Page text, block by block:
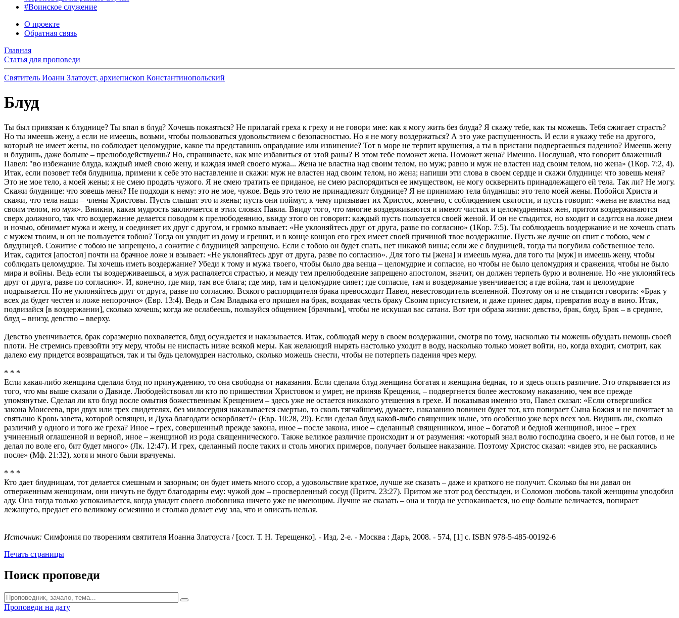
#Воинское служение
О проекте
Обратная связь
Главная
Статья для проповеди
Святитель Иоанн Златоуст, архиепископ Константинопольский
Блуд
Ты был привязан к блуднице? Ты впал в блуд? Хочешь покаяться? Не прилагай греха к греху и не говори мне: как я могу жить без блуда? Я скажу тебе, как ты можешь. Тебя сжигает страсть?
Но ты имеешь жену, а если не имеешь, возьми, чтобы пользоваться удовольствием с безопасностью. Но я не могу воздержаться? А это уже распущенность. И если я укажу тебе на другого,
который не имеет жены, но соблюдает целомудрие, какое ты представишь оправдание или извинение? Тот в море не терпит крушения, а ты в пристани подвергаешься падению? Имеешь жену
и блудишь, даже больше – прелюбодействуешь? Но, спрашиваете, как мне избавиться от этой раны? В этом тебе поможет жена. Поможет жена? Именно. Послушай, что говорит блаженный
Павел: "во избежание блуда, каждый имей свою жену, и каждая имей своего мужа... Жена не властна над своим телом, но муж; равно и муж не властен над своим телом, но жена» (1Кор. 7:2, 4).
Итак, если позовет тебя блудница, примени к себе это наставление и скажи: муж не властен над своим телом, но жена; напиши эти слова в своем сердце и скажи блуднице: что зовешь меня?
Это не мое тело, а моей жены; я не смею продать чужого. Я не смею тратить ее приданое, не смею распорядиться ее имуществом, не могу осквернить принадлежащего ей тела. Так ли? Не могу.
Скажи блуднице: что зовешь меня? Не подходи к нему: это не мое, чужое. Ведь это тело не принадлежит блуднице? Я не принимаю тела блудницы: это тело моей жены. Побойся Христа и
скажи, что тела наши – члены Христовы. Пусть слышат это и жены; пусть они поймут, к чему призывает их Христос, конечно, с соблюдением святости, и пусть говорят: «жена не властна над
своим телом, но муж». Вникни, какая мудрость заключается в этих словах Павла. Ввиду того, что многие воздерживаются и имеют чистых и целомудренных жен, притом воздерживаются
сверх должного, так что воздержание делается поводом к прелюбодеянию, ввиду этого он говорит: каждый пусть пользуется своей женой. И он не стыдится, но входит и садится на ложе днем
и ночью, обнимает мужа и жену, и соединяет их друг с другом, и громко взывает: «Не уклоняйтесь друг от друга, разве по согласию» (1Кор. 7:5). Ты соблюдаешь воздержание и не хочешь спать
с мужем твоим, и он не пользуется тобою? Тогда он уходит из дому и грешит, и в конце концов его грех имеет своей причиной твое воздержание. Пусть же лучше он спит с тобою, чем с
блудницей. Сожитие с тобою не запрещено, а сожитие с блудницей запрещено. Если с тобою он будет спать, нет никакой вины; если же с блудницей, тогда ты погубила собственное тело.
Итак, садится [апостол] почти на брачное ложе и взывает: «Не уклоняйтесь друг от друга, разве по согласию». Для того ты [жена] и имеешь мужа, для того ты [муж] и имеешь жену, чтобы
соблюдать целомудрие. Ты хочешь иметь воздержание? Убеди к тому и мужа твоего, чтобы было два венца – целомудрие и согласие, но чтобы не было целомудрия и сражения, чтобы не было
мира и войны. Ведь если ты воздерживаешься, а муж распаляется страстью, и между тем прелюбодеяние запрещено апостолом, значит, он должен терпеть бурю и волнение. Но «не уклоняйтесь
друг от друга, разве по согласию». И, конечно, где мир, там все блага; где мир, там и целомудрие сияет; где согласие, там и воздержание увенчивается; а где война, там и целомудрие
подрывается. Но не уклоняйтесь друг от друга, разве по согласию. Всякого распорядителя брака превосходит Павел, невестоводитель вселенной. Поэтому он и не стыдится говорить: «Брак у
всех да будет честен и ложе непорочно» (Евр. 13:4). Ведь и Сам Владыка его пришел на брак, воздавая честь браку Своим присутствием, и даже принес дары, превратив воду в вино. Итак,
подвизайся [в воздержании], сколько хочешь; когда же ослабеешь, пользуйся общением [брачным], чтобы не искушал вас сатана. Вот три образа жизни: девство, брак, блуд. Брак – в средине,
блуд – внизу, девство – вверху.
Девство увенчивается, брак соразмерно похваляется, блуд осуждается и наказывается. Итак, соблюдай меру в своем воздержании, смотря по тому, насколько ты можешь обуздать немощь своей
плоти. Не стремись превзойти эту меру, чтобы не ниспасть ниже всякой меры. Как желающий нырять настолько уходит в воду, насколько только может войти, но, когда входит, смотрит, как
далеко ему придется возвращаться, так и ты будь целомудрен настолько, сколько можешь снести, чтобы не потерпеть падения чрез меру.
* * *
Если какая-либо женщина сделала блуд по принуждению, то она свободна от наказания. Если сделала блуд женщина богатая и женщина бедная, то и здесь опять различие. Это открывается из
того, что мы выше сказали о Давиде. Любодействовал ли кто по пришествии Христовом и умрет, не приняв Крещения, – подвергнется более жестокому наказанию, чем все прежде
упомянутые. Сделал ли кто блуд после омытия божественным Крещением – здесь уже не остается никакого утешения в грехе. И показывая именно это, Павел сказал: «Если отвергшийся
закона Моисеева, при двух или трех свидетелях, без милосердия наказывается смертью, то сколь тягчайшему, думаете, наказанию повинен будет тот, кто попирает Сына Божия и не почитает за
святыню Кровь завета, которой освящен, и Духа благодати оскорбляет?» (Евр. 10:28, 29). Если сделал блуд какой-либо священник ныне, это особенно уже верх всех зол. Видишь ли, сколько
различий у одного и того же греха? Иное – грех, совершенный прежде закона, иное – после закона, иное – сделанный священником, иное – богатой и бедной женщиной, иное – грех
учиненный оглашенной и верной, иное – женщиной из рода священнического. Также великое различие происходит и от разумения: «который знал волю господина своего, и не был готов, и не
делал по воле его, бит будет много» (Лк. 12:47). И грех, сделанный после таких и столь многих примеров, получает большее наказание. Поэтому Христос сказал: «видев это, не раскаялись
после» (Мф. 21:32), хотя и много были врачуемы.
* * *
Кто дает блудницам, тот делается смешным и зазорным; он будет иметь много ссор, а удовольствие краткое, лучше же сказать – даже и краткого не получит. Сколько бы ни давал он
отверженным женщинам, они ничуть не будут благодарны ему: чужой дом – просверленный сосуд (Притч. 23:27). Притом же этот род бесстыден, и Соломон любовь такой женщины уподобил
аду. Она тогда только успокаивается, когда увидит своего любовника ничего уже не имеющим. Лучше же сказать – она и тогда не успокаивается, но еще больше величается, попирает
лежащего, предает его великому осмеянию и столько делает ему зла, что и описать нельзя.
Источник: Симфония по творениям святителя Иоанна Златоуста / [сост. Т. Н. Терещенко]. - Изд. 2-е. - Москва : Даръ, 2008. - 574, [1] с. ISBN 978-5-485-00192-6
Печать страницы
Поиск проповеди
Проповеди на дату